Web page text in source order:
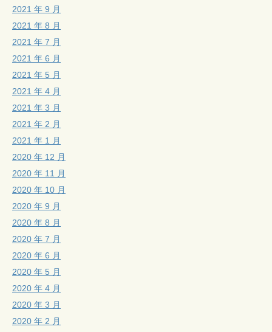
2021 年 9 月
2021 年 8 月
2021 年 7 月
2021 年 6 月
2021 年 5 月
2021 年 4 月
2021 年 3 月
2021 年 2 月
2021 年 1 月
2020 年 12 月
2020 年 11 月
2020 年 10 月
2020 年 9 月
2020 年 8 月
2020 年 7 月
2020 年 6 月
2020 年 5 月
2020 年 4 月
2020 年 3 月
2020 年 2 月